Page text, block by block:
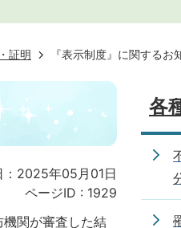
証明 『表示制度』に関するお
：2025年05月01日
ページID : 1929
関が審査した結
各